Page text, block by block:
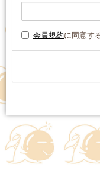
会員規約に同意す